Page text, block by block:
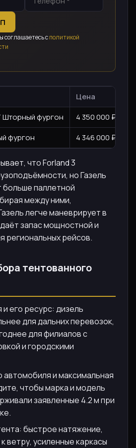
соглашаетесь сполитикой
Цена
Шторный фургон
4 350 000 ₽
фургон
4 346 000 ₽
что Forland 3
но Газель
больше паллетной
между ними,
легче маневрирует в
запас мощностной и
региональных рейсов.
тентованного
и его ресурс: дизель
для дальних перевозок,
для филиалов с
и городскими
автомобиля и максимальная
чтобы марка и модель
заявленные 4.2 м при
быстрое натяжение,
ветру, усиленные каркасы